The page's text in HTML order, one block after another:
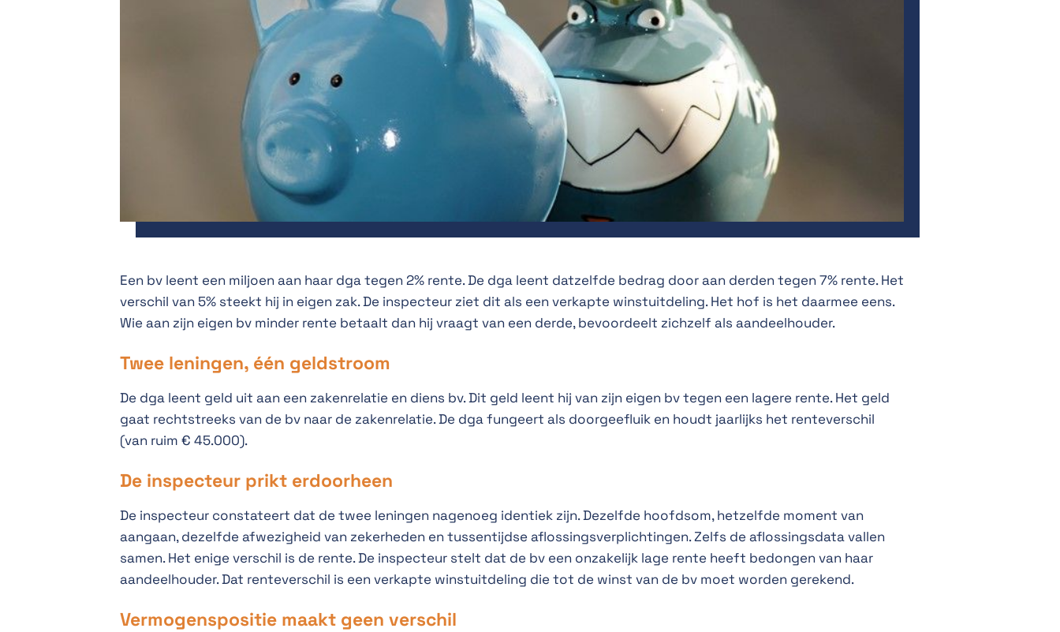
Een bv leent een miljoen aan haar dga tegen 2% rente. De dga leent datzelfde bedrag door aan derden tegen 7% rente. Het
verschil van 5% steekt hij in eigen zak. De inspecteur ziet dit als een verkapte winstuitdeling. Het hof is het daarmee eens.
Wie aan zijn eigen bv minder rente betaalt dan hij vraagt van een derde, bevoordeelt zichzelf als aandeelhouder.
Twee leningen, één geldstroom
De dga leent geld uit aan een zakenrelatie en diens bv. Dit geld leent hij van zijn eigen bv tegen een lagere rente. Het geld
gaat rechtstreeks van de bv naar de zakenrelatie. De dga fungeert als doorgeefluik en houdt jaarlijks het renteverschil
(van ruim € 45.000).
De inspecteur prikt erdoorheen
De inspecteur constateert dat de twee leningen nagenoeg identiek zijn. Dezelfde hoofdsom, hetzelfde moment van
aangaan, dezelfde afwezigheid van zekerheden en tussentijdse aflossingsverplichtingen. Zelfs de aflossingsdata vallen
samen. Het enige verschil is de rente. De inspecteur stelt dat de bv een onzakelijk lage rente heeft bedongen van haar
aandeelhouder. Dat renteverschil is een verkapte winstuitdeling die tot de winst van de bv moet worden gerekend.
Vermogenspositie maakt geen verschil